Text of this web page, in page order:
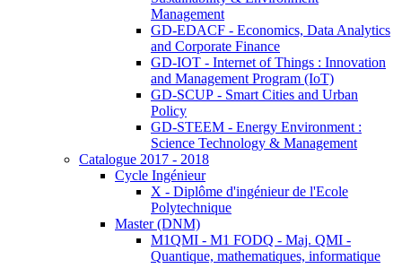
Management
GD-EDACF - Economics, Data Analytics
and Corporate Finance
GD-IOT - Internet of Things : Innovation
and Management Program (IoT)
GD-SCUP - Smart Cities and Urban
Policy
GD-STEEM - Energy Environment :
Science Technology & Management
Catalogue 2017 - 2018
Cycle Ingénieur
X - Diplôme d'ingénieur de l'Ecole
Polytechnique
Master (DNM)
M1QMI - M1 FODQ - Maj. QMI -
Quantique, mathematiques, informatique